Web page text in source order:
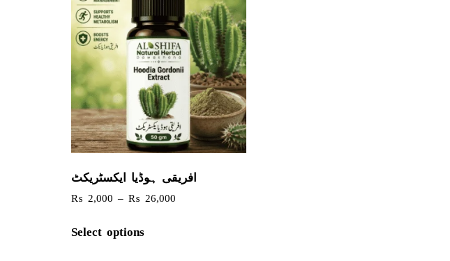
افریقی ہوڈیا ایکسٹریکٹ
₨ 2,000 – ₨ 26,000
Select options